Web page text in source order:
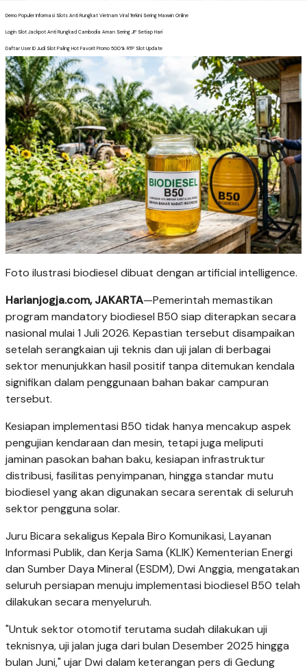
Demo Populer Informasi Slots Anti Rungkat Vietnam Viral Terkini Sering Maxwin Online
Login Slot Jackpot Anti Rungkad Cambodia Aman Sering JP Setiap Hari
Daftar User ID Judi Slot Paling Hot Favorit Promo 500% RTP Slot Update
Foto ilustrasi biodiesel dibuat dengan artificial intelligence.
Harianjogja.com, JAKARTA—Pemerintah memastikan
program mandatory biodiesel B50 siap diterapkan secara
nasional mulai 1 Juli 2026. Kepastian tersebut disampaikan
setelah serangkaian uji teknis dan uji jalan di berbagai
sektor menunjukkan hasil positif tanpa ditemukan kendala
signifikan dalam penggunaan bahan bakar campuran
tersebut.
Kesiapan implementasi B50 tidak hanya mencakup aspek
pengujian kendaraan dan mesin, tetapi juga meliputi
jaminan pasokan bahan baku, kesiapan infrastruktur
distribusi, fasilitas penyimpanan, hingga standar mutu
biodiesel yang akan digunakan secara serentak di seluruh
sektor pengguna solar.
Juru Bicara sekaligus Kepala Biro Komunikasi, Layanan
Informasi Publik, dan Kerja Sama (KLIK) Kementerian Energi
dan Sumber Daya Mineral (ESDM), Dwi Anggia, mengatakan
seluruh persiapan menuju implementasi biodiesel B50 telah
dilakukan secara menyeluruh.
"Untuk sektor otomotif terutama sudah dilakukan uji
teknisnya, uji jalan juga dari bulan Desember 2025 hingga
bulan Juni," ujar Dwi dalam keterangan pers di Gedung